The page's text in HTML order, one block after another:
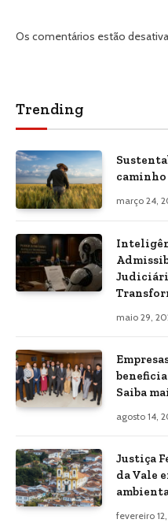
Os comentários estão
Trending
março 24,
maio 29,
Saiba
agosto 14,
Justiça
da Vale
fevereiro